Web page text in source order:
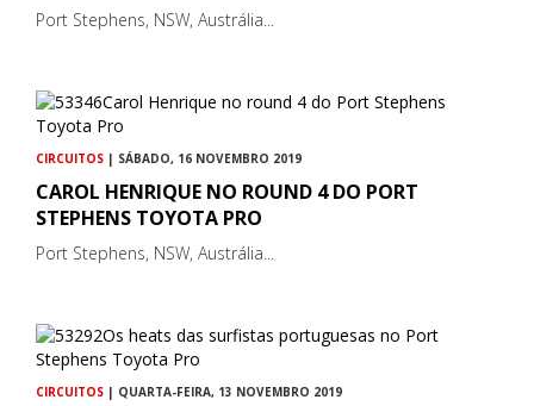
Port Stephens, NSW, Austrália...
CIRCUITOS | SÁBADO, 16 NOVEMBRO 2019
CAROL HENRIQUE NO ROUND 4 DO PORT
STEPHENS TOYOTA PRO
Port Stephens, NSW, Austrália...
CIRCUITOS | QUARTA-FEIRA, 13 NOVEMBRO 2019